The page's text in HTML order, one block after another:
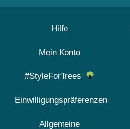
Hilfe
Mein Konto
#StyleForTrees
Einwilligungspräferenzen
Allgemeine